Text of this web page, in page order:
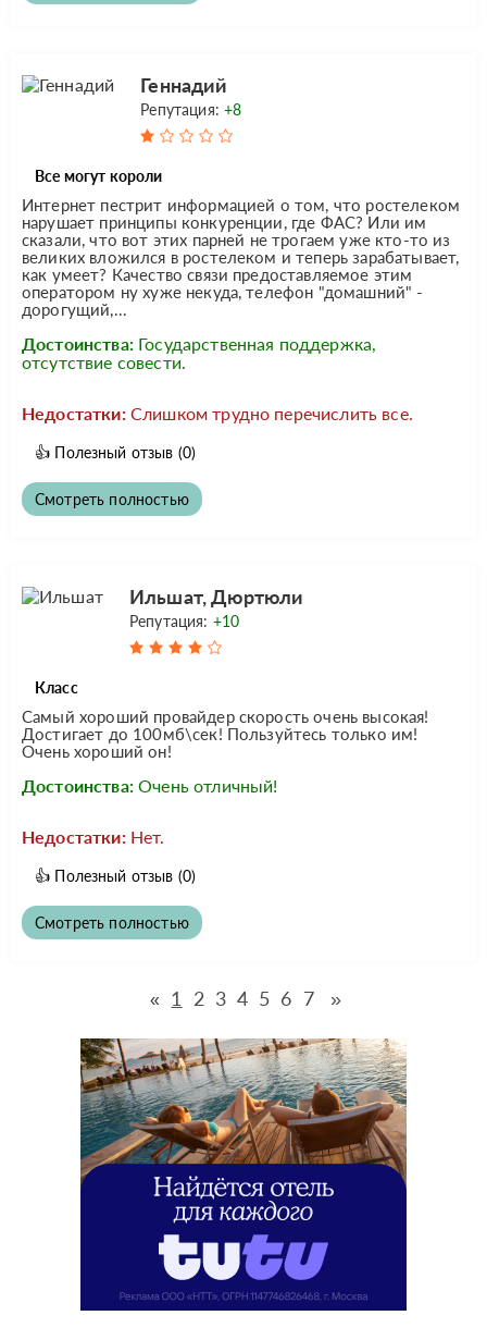
Геннадий
Репутация:+8
Все могут короли
Интернет пестрит информацией о том, что ростелеком
нарушает принципы конкуренции, где ФАС? Или им
сказали, что вот этих парней не трогаем уже кто-то из
великих вложился в ростелеком и теперь зарабатывает,
как умеет? Качество связи предоставляемое этим
оператором ну хуже некуда, телефон "домашний" -
дорогущий,...
Достоинства: Государственная поддержка,
отсутствие совести.
Недостатки: Слишком трудно перечислить все.
👍 Полезный отзыв (0)
Смотреть полностью
Ильшат, Дюртюли
Репутация: +10
Класс
Самый хороший провайдер скорость очень высокая!
Достигает до 100мб\сек! Пользуйтесь только им!
Очень хороший он!
Достоинства: Очень отличный!
Недостатки: Нет.
👍 Полезный отзыв (0)
Смотреть полностью
« 1 2 3 4 5 6 7 »